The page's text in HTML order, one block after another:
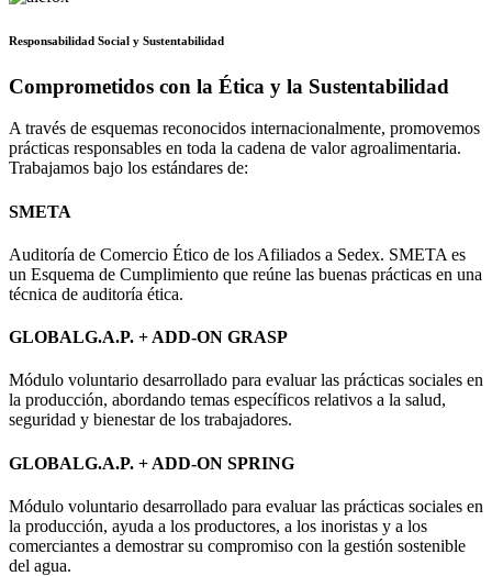
Responsabilidad Social y Sustentabilidad
Comprometidos con la Ética y la Sustentabilidad
A través de esquemas reconocidos internacionalmente, promovemos
prácticas responsables en toda la cadena de valor agroalimentaria.
Trabajamos bajo los estándares de:
SMETA
Auditoría de Comercio Ético de los Afiliados a Sedex. SMETA es
un Esquema de Cumplimiento que reúne las buenas prácticas en una
técnica de auditoría ética.
GLOBALG.A.P. + ADD-ON GRASP
Módulo voluntario desarrollado para evaluar las prácticas sociales en
la producción, abordando temas específicos relativos a la salud,
seguridad y bienestar de los trabajadores.
GLOBALG.A.P. + ADD-ON SPRING
Módulo voluntario desarrollado para evaluar las prácticas sociales en
la producción, ayuda a los productores, a los inoristas y a los
comerciantes a demostrar su compromiso con la gestión sostenible
del agua.